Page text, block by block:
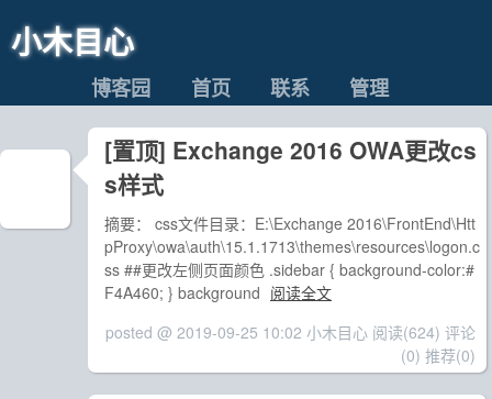
小木目心
博客园 首页 联系 管理
[置顶] Exchange 2016 OWA更改cs
s样式
摘要： css文件目录：E:\Exchange 2016\FrontEnd\Htt
pProxy\owa\auth\15.1.1713\themes\resources\logon.c
ss ##更改左侧页面颜色 .sidebar { background-color:#
F4A460; } background 阅读全文
posted @ 2019-09-25 10:02 小木目心 阅读(624) 评论
(0) 推荐(0)